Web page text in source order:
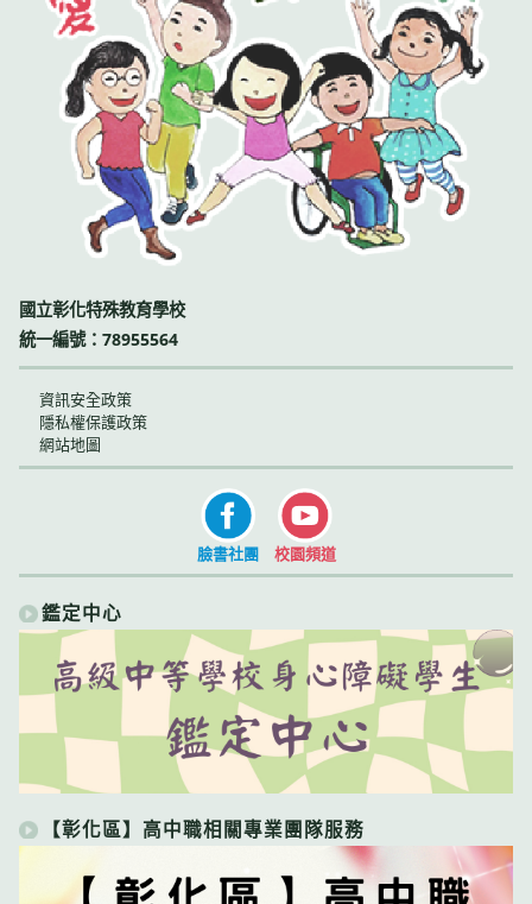
國立彰化特殊教育學校
統一編號：78955564
資訊安全政策
隱私權保護政策
網站地圖
臉書社團 校園頻道
鑑定中心
【彰化區】高中職相關專業團隊服務